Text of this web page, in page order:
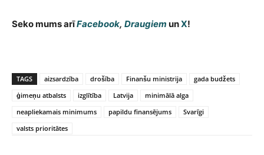
Seko mums arīFacebook, Draugiem unX!
TAGS aizsardzība drošība Finanšu ministrija
gada budžets
ģimeņu atbalsts
izglītība Latvija
minimālā alga
neapliekamais minimums
papildu finansējums
Svarīgi
valsts prioritātes